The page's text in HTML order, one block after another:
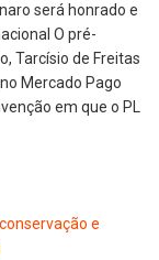
será honrado e
O pré-
Tarcísio de Freitas
Mercado Pago
em que o PL